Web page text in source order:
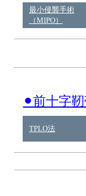
最小侵襲手術
（MIPO）
⚫︎前十字
TPLO法